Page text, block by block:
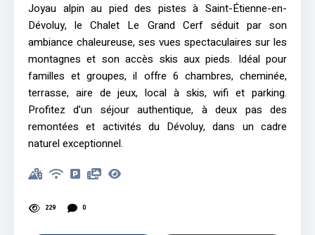
Joyau alpin au pied des pistes à Saint-Étienne-en-
Dévoluy, le Chalet Le Grand Cerf séduit par son
ambiance chaleureuse, ses vues spectaculaires sur les
montagnes et son accès skis aux pieds. Idéal pour
familles et groupes, il offre 6 chambres, cheminée,
terrasse, aire de jeux, local à skis, wifi et parking.
Profitez d’un séjour authentique, à deux pas des
remontées et activités du Dévoluy, dans un cadre
naturel exceptionnel.
229 0